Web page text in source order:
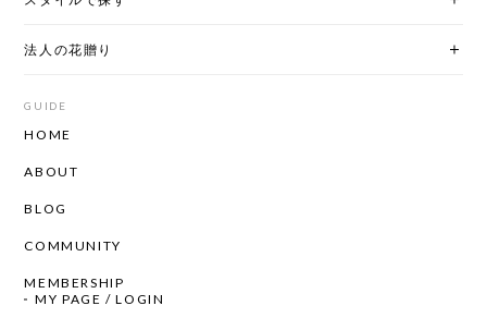
法人の花贈り
GUIDE
HOME
ABOUT
BLOG
COMMUNITY
MEMBERSHIP
MY PAGE / LOGIN